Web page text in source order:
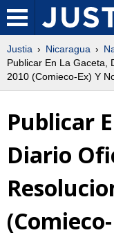
Justia Nicaragua
Publicar En La Gaceta,
2010 (Comieco-Ex) Y
Publicar
Diario